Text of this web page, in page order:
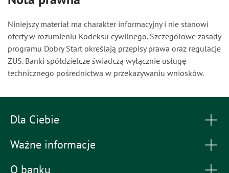
Niniejszy materiał ma charakter informacyjny i nie stanowi
oferty w rozumieniu Kodeksu cywilnego. Szczegółowe zasady
programu Dobry Start określają przepisy prawa oraz regulacje
ZUS. Banki spółdzielcze świadczą wyłącznie usługę
technicznego pośrednictwa w przekazywaniu wniosków.
Dla Ciebie
Ważne informacje
O banku